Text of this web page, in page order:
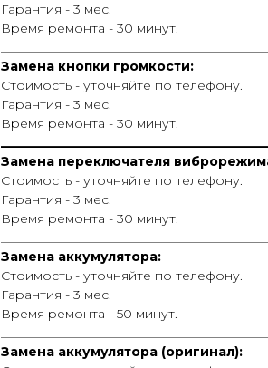
Гарантия - 3 мес.
Время ремонта - 30 минут.
Замена кнопки громкости:
Стоимость - уточняйте по телефону.
Гарантия - 3 мес.
Время ремонта - 30 минут.
Замена переключателя
Стоимость - уточняйте по телефону.
Гарантия - 3 мес.
Время ремонта - 30 минут.
Замена аккумулятора:
Стоимость - уточняйте по телефону.
Гарантия - 3 мес.
Время ремонта - 50 минут.
Замена аккумулятора (оригинал):